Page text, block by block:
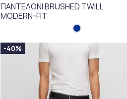
ΠΑΝΤΕΛΟΝΙ BRUSHED TWILL
MODERN-FIT
-40%